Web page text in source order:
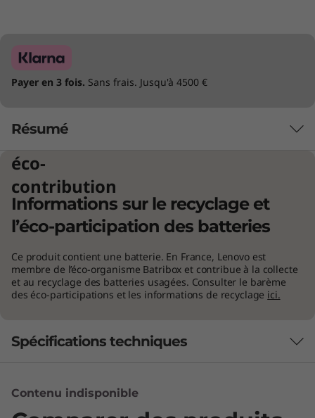
Payer en 3 fois. Sans frais. Jusqu'à 4500 €
Résumé
Classic or Modern—You
éco-
contribution
Informations sur le recyclage et
l’éco-participation des batteries
Ce produit contient une batterie. En France, Lenovo est
membre de l’éco-organisme Batribox et contribue à la collecte
et au recyclage des batteries usagées. Consulter le barème
des éco-participations et les informations de recyclage ici.
Spécifications techniques
Performances
Contenu indisponible